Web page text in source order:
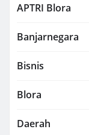
APTRI Blora
Banjarnegara
Bisnis
Blora
Daerah